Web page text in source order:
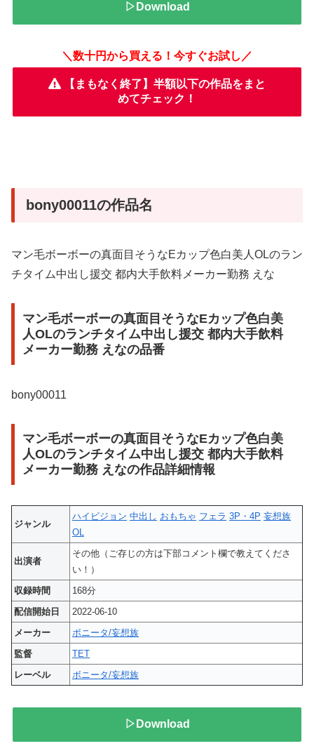
▷Download
＼数十円から買える！今すぐお試し／
【まもなく終了】半額以下の作品をまと
めてチェック！
bony00011の作品名
マン毛ボーボーの真面目そうなEカップ色白美人OLのラン
チタイム中出し援交 都内大手飲料メーカー勤務 えな
マン毛ボーボーの真面目そうなEカップ色白美
人OLのランチタイム中出し援交 都内大手飲料
メーカー勤務 えなの品番
bony00011
マン毛ボーボーの真面目そうなEカップ色白美
人OLのランチタイム中出し援交 都内大手飲料
メーカー勤務 えなの作品詳細情報
ジャンル
ハイビジョン 中出し おもちゃ フェラ 3P・4P 妄想族
OL
出演者
その他（ご存じの方は下部コメント欄で教えてくださ
い！）
収録時間
168分
配信開始日
2022-06-10
メーカー
ボニータ/妄想族
監督
TET
レーベル
ボニータ/妄想族
▷Download